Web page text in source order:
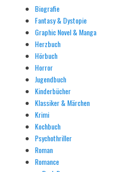
Biografie
Fantasy & Dystopie
Graphic Novel & Manga
Herzbuch
Hörbuch
Horror
Jugendbuch
Kinderbücher
Klassiker & Märchen
Krimi
Kochbuch
Psychothriller
Roman
Romance